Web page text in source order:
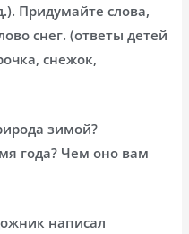
Придумайте слова,
снег. (ответы детей
снежок,
зимой?
года? Чем оно вам
написал